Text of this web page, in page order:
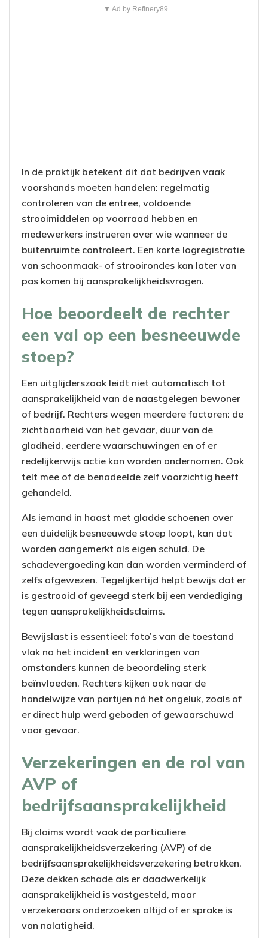
▼ Ad by Refinery89
In de praktijk betekent dit dat bedrijven vaak
voorshands moeten handelen: regelmatig
controleren van de entree, voldoende
strooimiddelen op voorraad hebben en
medewerkers instrueren over wie wanneer de
buitenruimte controleert. Een korte logregistratie
van schoonmaak- of strooirondes kan later van
pas komen bij aansprakelijkheidsvragen.
Hoe beoordeelt de rechter
een val op een besneeuwde
stoep?
Een uitglijderszaak leidt niet automatisch tot
aansprakelijkheid van de naastgelegen bewoner
of bedrijf. Rechters wegen meerdere factoren: de
zichtbaarheid van het gevaar, duur van de
gladheid, eerdere waarschuwingen en of er
redelijkerwijs actie kon worden ondernomen. Ook
telt mee of de benadeelde zelf voorzichtig heeft
gehandeld.
Als iemand in haast met gladde schoenen over
een duidelijk besneeuwde stoep loopt, kan dat
worden aangemerkt als eigen schuld. De
schadevergoeding kan dan worden verminderd of
zelfs afgewezen. Tegelijkertijd helpt bewijs dat er
is gestrooid of geveegd sterk bij een verdediging
tegen aansprakelijkheidsclaims.
Bewijslast is essentieel: foto’s van de toestand
vlak na het incident en verklaringen van
omstanders kunnen de beoordeling sterk
beïnvloeden. Rechters kijken ook naar de
handelwijze van partijen ná het ongeluk, zoals of
er direct hulp werd geboden of gewaarschuwd
voor gevaar.
Verzekeringen en de rol van
AVP of
bedrijfsaansprakelijkheid
Bij claims wordt vaak de particuliere
aansprakelijkheidsverzekering (AVP) of de
bedrijfsaansprakelijkheidsverzekering betrokken.
Deze dekken schade als er daadwerkelijk
aansprakelijkheid is vastgesteld, maar
verzekeraars onderzoeken altijd of er sprake is
van nalatigheid.